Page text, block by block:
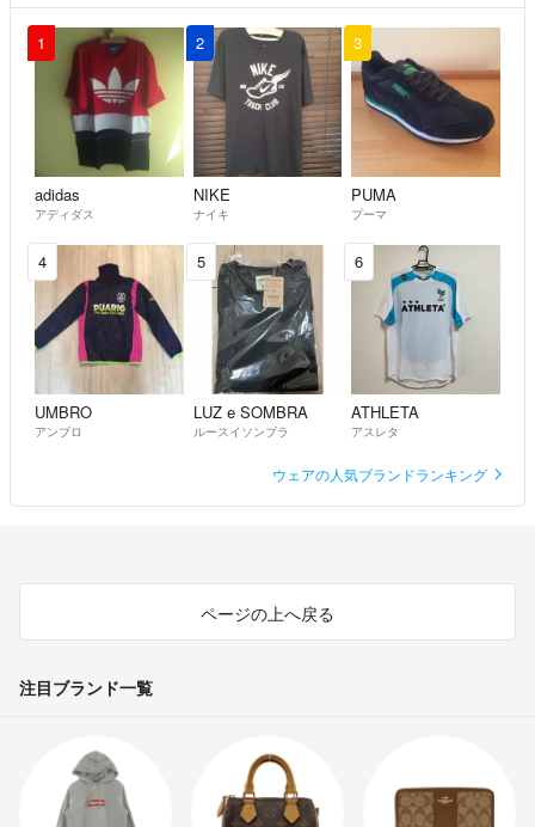
1
adidas
アディダス
2
NIKE
ナイキ
3
PUMA
プーマ
4
UMBRO
アンブロ
5
LUZ e SOMBRA
ルースイソンブラ
6
ATHLETA
アスレタ
ウェアの人気ブランドランキング
ページの上へ戻る
注目ブランド一覧